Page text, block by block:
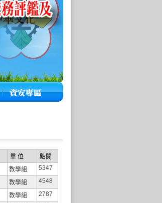
單 位
點閱
教學組
5347
教學組
4548
教學組
2787